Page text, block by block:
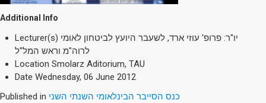
Additional Info
Lecturer(s) יו"ר: פרופ' עוזי ארד, לשעבר היועץ לביטחון לאומי
לרוה"מ וראש המל"ל
Location Smolarz Aditorium, TAU
Date Wednesday, 06 June 2012
Published in כנס הסייבר הבינלאומי השנתי השני